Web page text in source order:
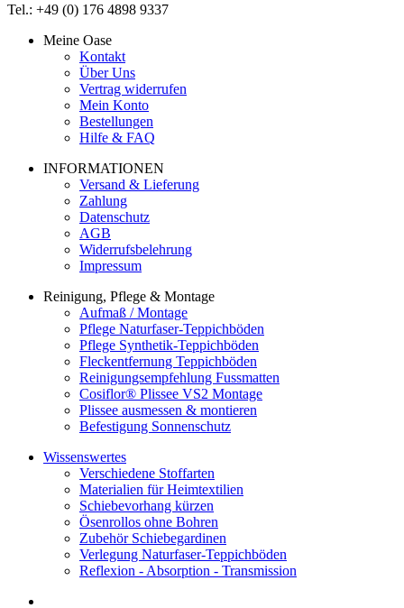
Tel.: +49 (0) 176 4898 9337
Meine Oase
Kontakt
Über Uns
Vertrag widerrufen
Mein Konto
Bestellungen
Hilfe & FAQ
INFORMATIONEN
Versand & Lieferung
Zahlung
Datenschutz
AGB
Widerrufsbelehrung
Impressum
Reinigung, Pflege & Montage
Aufmaß / Montage
Pflege Naturfaser-Teppichböden
Pflege Synthetik-Teppichböden
Fleckentfernung Teppichböden
Reinigungsempfehlung Fussmatten
Cosiflor® Plissee VS2 Montage
Plissee ausmessen & montieren
Befestigung Sonnenschutz
Wissenswertes
Verschiedene Stoffarten
Materialien für Heimtextilien
Schiebevorhang kürzen
Ösenrollos ohne Bohren
Zubehör Schiebegardinen
Verlegung Naturfaser-Teppichböden
Reflexion - Absorption - Transmission